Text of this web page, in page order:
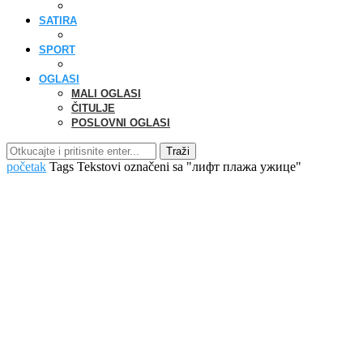
SATIRA
SPORT
OGLASI
MALI OGLASI
ČITULJE
POSLOVNI OGLASI
Traži
početak Tags Tekstovi označeni sa "лифт плажа ужице"